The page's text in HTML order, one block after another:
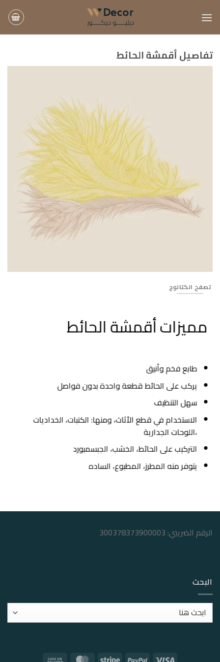
للمحتوى
تفاصيل أقمشة الحائط
تصفح الكتالوج
مميزات أقمشة الحائط
طابع فخم وأنيق
يركب على الحائط قطعة واحدة بدون فواصل
سهل التنظيف
الاستخدام في قطع الأثاث، ومنها: الكنبات، الخداديات
،اللوحات الجدارية
التركيب على الحائط، الخشب، الجبسمبورد
يتوفر منه المطرز، المطبوع، الساده
الرقم الضريبي: 300378373900003
البحث